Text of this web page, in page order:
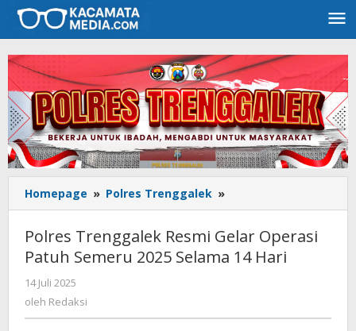
Lewati
konten
Homepage » Polres Trenggalek »
Trenggalek
Gelar
Operasi
Polres Trenggalek Resmi Gelar Operasi
Patuh Semeru 2025 Selama 14 Hari
14 Juli 2025
Redaksi
oleh Redaksi